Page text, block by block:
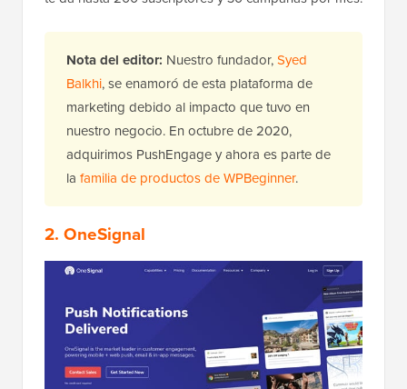
Nota del editor: Nuestro fundador,Syed
Balkhi, se enamoró de esta plataforma de
marketing debido al impacto que tuvo en
nuestro negocio. En octubre de 2020,
adquirimos PushEngage y ahora es parte de
la familia de productos de WPBeginner.
2. OneSignal